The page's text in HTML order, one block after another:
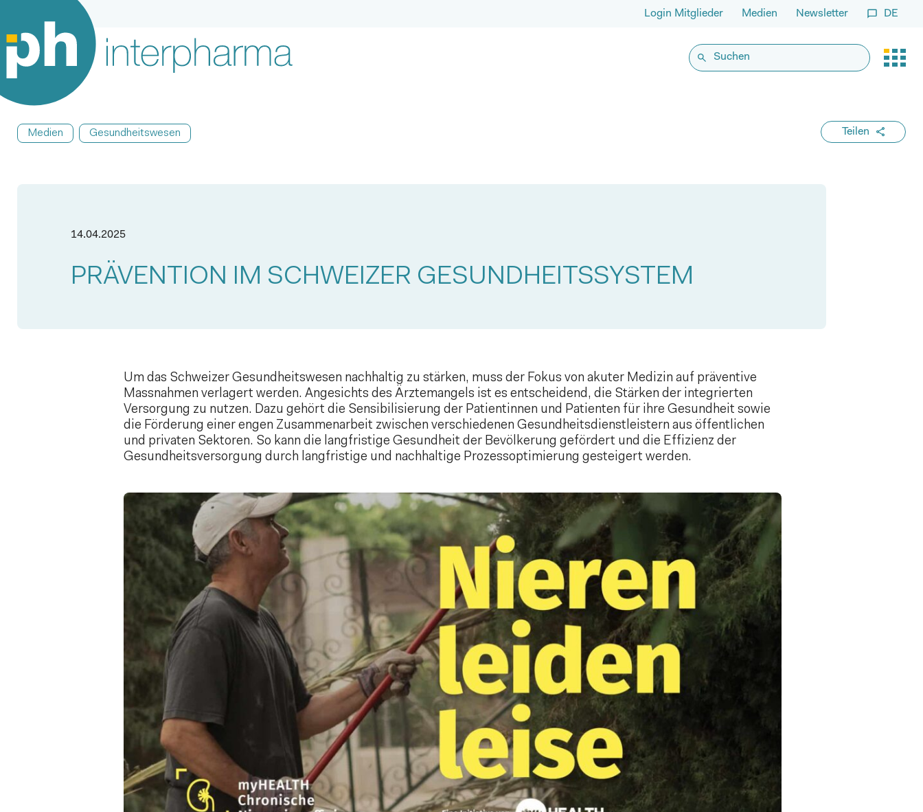
Login Mitglieder Medien Newsletter DE
Medien Gesundheitswesen Teilen
14.04.2025
PRÄVENTION IM SCHWEIZER GESUNDHEITSSYSTEM
Um das Schweizer Gesundheitswesen nachhaltig zu stärken, muss der Fokus von akuter Medizin auf präventive
Massnahmen verlagert werden. Angesichts des Ärztemangels ist es entscheidend, die Stärken der integrierten
Versorgung zu nutzen. Dazu gehört die Sensibilisierung der Patientinnen und Patienten für ihre Gesundheit sowie
die Förderung einer engen Zusammenarbeit zwischen verschiedenen Gesundheitsdienstleistern aus öffentlichen
und privaten Sektoren. So kann die langfristige Gesundheit der Bevölkerung gefördert und die Effizienz der
Gesundheitsversorgung durch langfristige und nachhaltige Prozessoptimierung gesteigert werden.